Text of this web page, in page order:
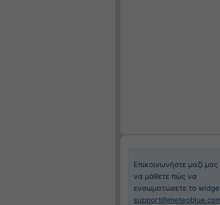
Επικοινωνήστε μαζί μας
να μάθετε πώς να
ενσωματώσετε το